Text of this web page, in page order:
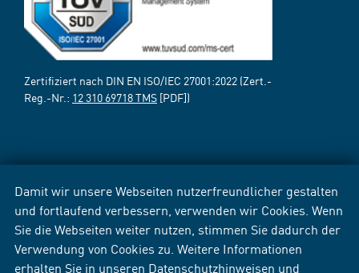
Damit wir unsere Webseiten nutzerfreundlicher gestalten
und fortlaufend verbessern, verwenden wir Cookies. Wenn
Sie die Webseiten weiter nutzen, stimmen Sie dadurch der
Verwendung von Cookies zu. Weitere Informationen
erhalten Sie in unseren Datenschutzhinweisen und
Zertifiziert nach DIN EN ISO/IEC 27001:2022 (Zert.-
Reg.-Nr.: 12 310 69718 TMS [PDF])